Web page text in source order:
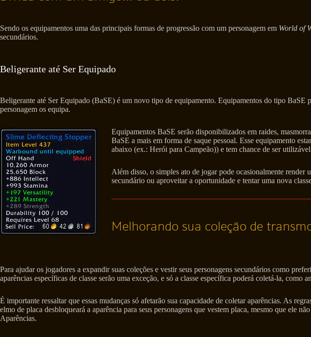
Sendo os equipamentos uma das principais formas de progressão com um personagem em World of
secundários.
Beligerante até Ser Equipado
Beligerante até Ser Equipado (BaSE) é um novo tipo de equipamento. Equipamentos do tipo
personagem os equipa.
Equipamentos BaSE serão disponibilizados em raides,
BaSE a mais em forma de saque pessoal. Esse equipamento
abaixo (ex.: Herói para Campeão)) e tem chance de ser
Além disso, o simples ato de jogar pode ocasionalmente
secundário ou aproveitar a oportunidade e tentar uma nova
Melhorando sua coleção de
Para ajudar os jogadores a expandir suas coleções e vestir seus personagens secundários como
aparências específicas de classe serão uma exceção, e só a classe específica poderá coletá-la, como
É importante ressaltar que essas mudanças só afetarão sua capacidade de coletar aparências. As
elmo de placa desbloqueará a aparência para seus personagens que vestem placa, mesmo que ele
Aparências.